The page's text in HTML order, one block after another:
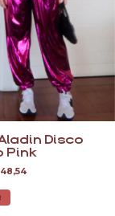
Disco
Pink